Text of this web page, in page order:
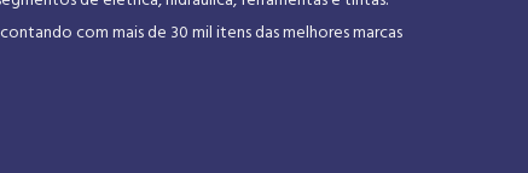
com mais de 30 mil itens das melhores marcas